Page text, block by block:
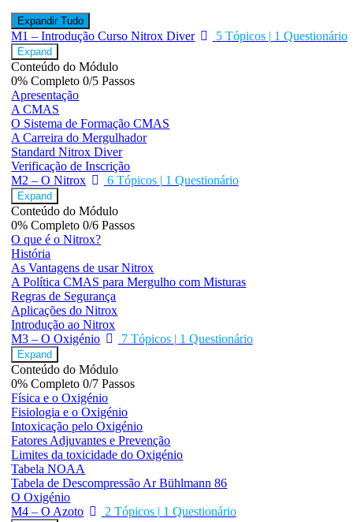
Expandir Tudo
Módulos
M1 – Introdução Curso Nitrox Diver 5 Tópicos | 1 Questionário
Expand
Conteúdo do Módulo
0% Completo0/5 Passos
Apresentação
A CMAS
O Sistema de Formação CMAS
A Carreira do Mergulhador
Standard Nitrox Diver
Verificação de Inscrição
M2 – O Nitrox
6 Tópicos | 1 Questionário
Expand
Conteúdo do Módulo
0% Completo0/6 Passos
O que é o Nitrox?
História
As Vantagens de usar Nitrox
A Política CMAS para Mergulho com Misturas
Regras de Segurança
Aplicações do Nitrox
Introdução ao Nitrox
M3 – O Oxigénio
7 Tópicos | 1 Questionário
Expand
Conteúdo do Módulo
0% Completo0/7 Passos
Física e o Oxigénio
Fisiologia e o Oxigénio
Intoxicação pelo Oxigénio
Fatores Adjuvantes e Prevenção
Limites da toxicidade do Oxigénio
Tabela NOAA
Tabela de Descompressão Ar Bühlmann 86
O Oxigénio
M4 – O Azoto
2 Tópicos | 1 Questionário